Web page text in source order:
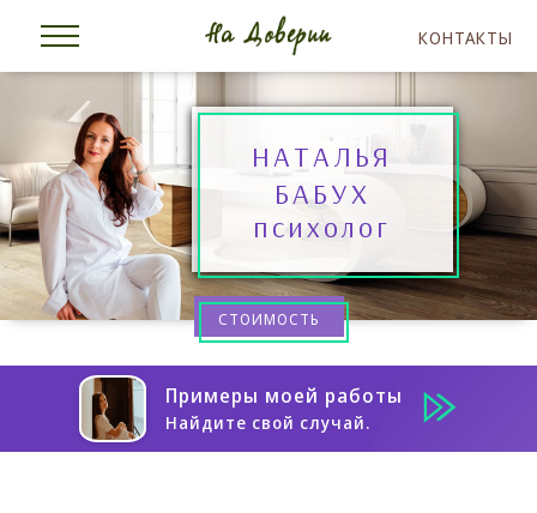
КОНТАКТЫ
НАТАЛЬЯ
БАБУХ
психолог
СТОИМОСТЬ
Примеры моей работы
Найдите свой случай.